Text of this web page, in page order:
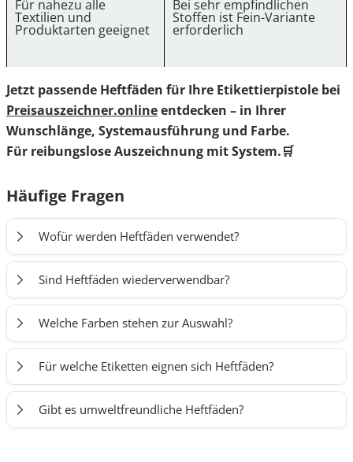
Für nahezu alle
Textilien und
Produktarten geeignet
Bei sehr empfindlichen
Stoffen ist Fein-Variante
erforderlich
Jetzt passende Heftfäden für Ihre Etikettierpistole bei
Preisauszeichner.onlineentdecken – in Ihrer
Wunschlänge, Systemausführung und Farbe.
Für reibungslose Auszeichnung mit System.🛒
Häufige Fragen
Wofür werden Heftfäden verwendet?
Sie dienen der schnellen und zuverlässigen
Einzelhandel und in der Textilindustrie.
Sind Heftfäden wiederverwendbar?
Nein, Heftfäden sind Einwegartikel. Nach dem
Welche Farben stehen zur Auswahl?
In unserem Shop finden Sie transparente, schwarze
und rote Heftfäden. Transparente Varianten sind
Für welche Etiketten eignen sich Heftfäden?
Für Kartonetiketten mit vorgestanztem Loch – z. B.
Gibt es umweltfreundliche Heftfäden?